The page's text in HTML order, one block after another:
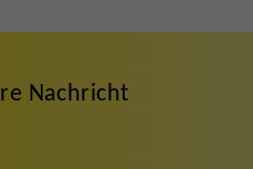
Nachricht